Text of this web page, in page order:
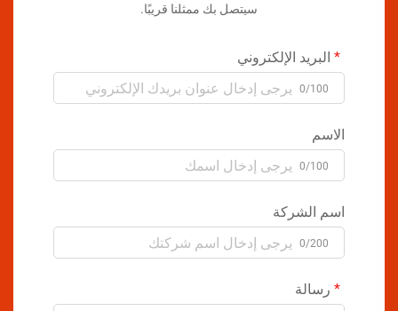
سيتصل بك ممثلنا قريبًا.
البريد الإلكتروني
0/100
الاسم
0/100
اسم الشركة
0/200
رسالة